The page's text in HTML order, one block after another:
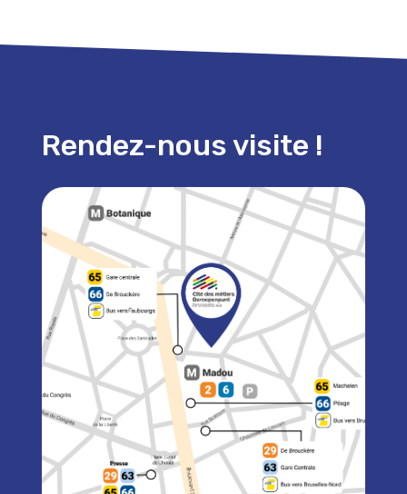
Rendez-nous visite !